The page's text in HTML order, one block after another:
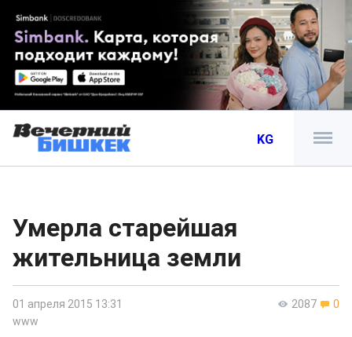
KG
Умерла старейшая
жительница земли
2087 0
01 апреля 2015 13:31
www